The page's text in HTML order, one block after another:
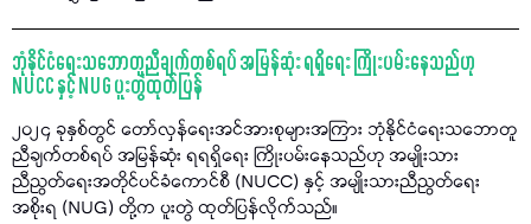
ဘုံနိုင်ငံရေးသဘောတူညီချက်တစ်ရပ် အမြန်ဆုံး ရရှိရေး ကြိုးပမ်းနေသည်ဟု
NUCC နှင့် NUG ပူးတွဲထုတ်ပြန်
၂၀၂၄ ခုနှစ်တွင် တော်လှန်ရေးအင်အားစုများအကြား ဘုံနိုင်ငံရေးသဘောတူ
ညီချက်တစ်ရပ် အမြန်ဆုံး ရရရှိရေး ကြိုးပမ်းနေသည်ဟု အမျိုးသား
ညီညွတ်ရေးအတိုင်ပင်ခံကောင်စီ (NUCC) နှင့် အမျိုးသားညီညွတ်ရေး
အစိုးရ (NUG) တို့က ပူးတွဲ ထုတ်ပြန်လိုက်သည်။